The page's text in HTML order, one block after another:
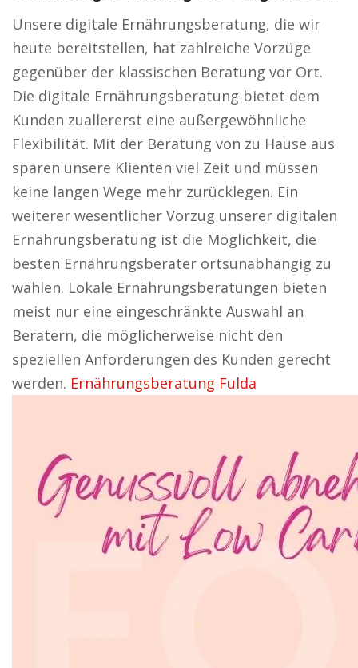
Unsere digitale Ernährungsberatung, die wir
heute bereitstellen, hat zahlreiche Vorzüge
gegenüber der klassischen Beratung vor Ort.
Die digitale Ernährungsberatung bietet dem
Kunden zuallererst eine außergewöhnliche
Flexibilität. Mit der Beratung von zu Hause aus
sparen unsere Klienten viel Zeit und müssen
keine langen Wege mehr zurücklegen. Ein
weiterer wesentlicher Vorzug unserer digitalen
Ernährungsberatung ist die Möglichkeit, die
besten Ernährungsberater ortsunabhängig zu
wählen. Lokale Ernährungsberatungen bieten
meist nur eine eingeschränkte Auswahl an
Beratern, die möglicherweise nicht den
speziellen Anforderungen des Kunden gerecht
werden. Ernährungsberatung Fulda